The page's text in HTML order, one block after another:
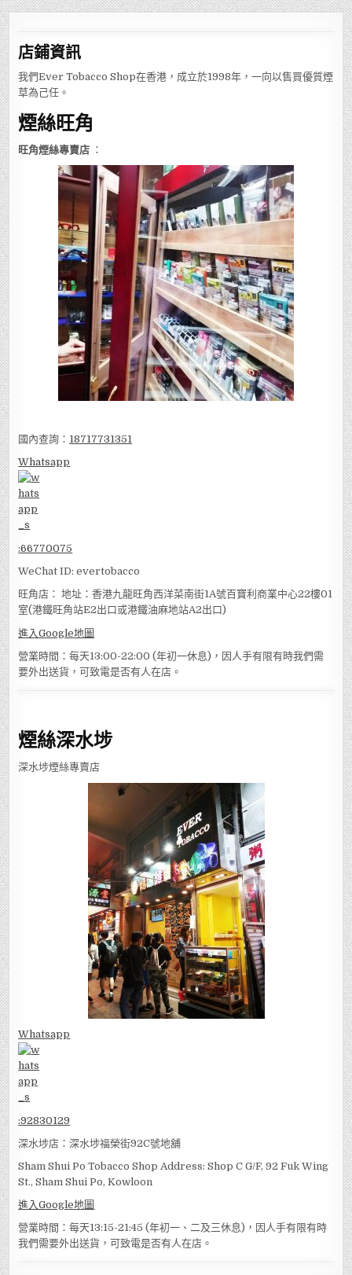
店鋪資訊
我們Ever Tobacco Shop在香港，成立於1998年，一向以售買優質煙
草為己任。
煙絲旺角
旺角煙絲專賣店 ：
國內查詢： 18717731351
Whatsapp
:66770075
WeChat ID: evertobacco
旺角店： 地址：香港九龍旺角西洋菜南街1A號百寶利商業中心22樓01
室(港鐵旺角站E2出口或港鐵油麻地站A2出口)
進入Google地圖
營業時間：每天13:00-22:00 (年初一休息)，因人手有限有時我們需
要外出送貨，可致電是否有人在店。
煙絲深水埗
深水埗煙絲專賣店
Whatsapp
:92830129
深水埗店：深水埗福榮街92C號地舖
Sham Shui Po Tobacco Shop Address: Shop C G/F, 92 Fuk Wing
St., Sham Shui Po, Kowloon
進入Google地圖
營業時間：每天13:15-21:45 (年初一、二及三休息)，因人手有限有時
我們需要外出送貨，可致電是否有人在店。